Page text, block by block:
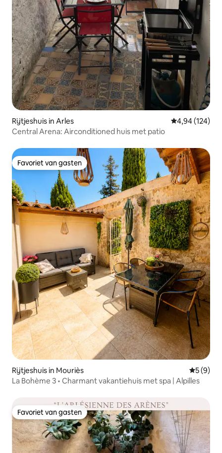
Rijtjeshuis in Arles Gemiddelde
4,94 (124)
Central Arena: Airconditioned huis met patio
Favoriet van gasten
Favoriet van gasten
Rijtjeshuis in Mouriès
5 (9)
La Bohème 3 • Charmant vakantiehuis met spa | Alpilles
Favoriet van gasten
Favoriet van gasten